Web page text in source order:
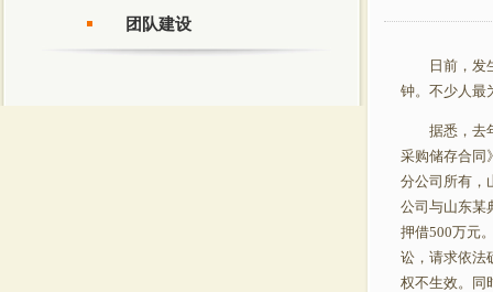
团队建设
日前，发生
钟。不少人最
据悉，去年
采购储存合同
分公司所有，
公司与山东某
押借500万元
讼，请求依法
权不生效。同